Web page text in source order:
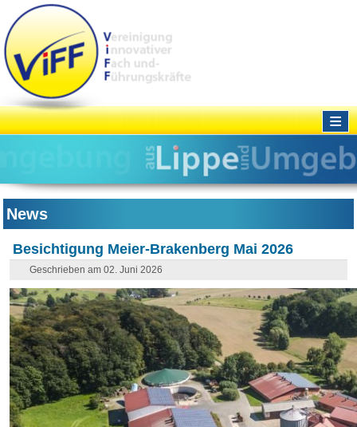
≡
News
Besichtigung Meier-Brakenberg Mai 2026
Geschrieben am 02. Juni 2026